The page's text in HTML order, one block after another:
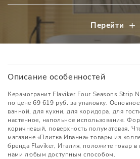
Перейти
Описание особенностей
Керамогранит Flaviker Four Seasons Strip
по цене 69 619 руб. за упаковку.
ванной, для кухни, для коридора, для
настенное, напольное использование.
коричневый, поверхность полуматовая.
магазине «Плитка Иванна» товары из
бренда Flaviker, Италия, положите товар в
нами любым доступным способом.